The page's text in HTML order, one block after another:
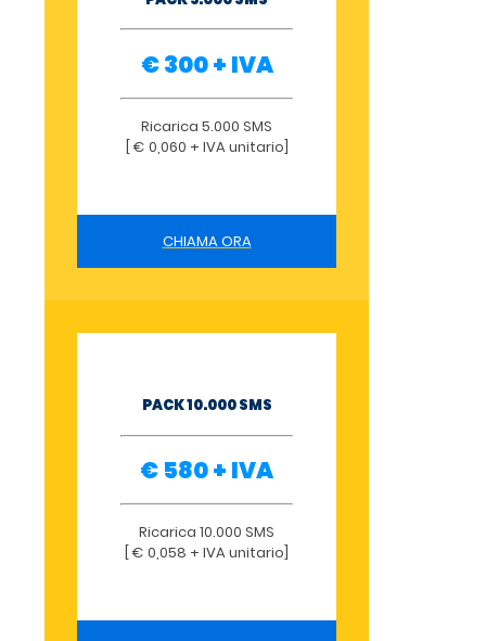
€ 300 + IVA
Ricarica 5.000 SMS
[ € 0,060 + IVA unitario]
CHIAMA ORA
PACK 10.000 SMS
€ 580 + IVA
Ricarica 10.000 SMS
[ € 0,058 + IVA unitario]